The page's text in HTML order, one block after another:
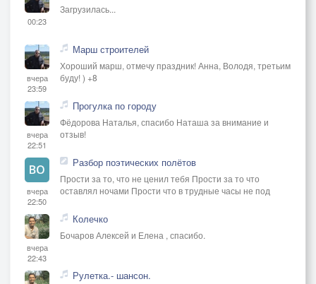
00:23
Загрузилась...
вчера
23:59
Марш строителей
Хороший марш, отмечу праздник! Анна, Володя, третьим
буду! ) +8
вчера
22:51
Прогулка по городу
Фёдорова Наталья, спасибо Наташа за внимание и
отзыв!
вчера
22:50
Разбор поэтических полётов
Прости за то, что не ценил тебя Прости за то что
оставлял ночами Прости что в трудные часы не под
вчера
22:43
Колечко
Бочаров Алексей и Елена , спасибо.
Рулетка.- шансон.